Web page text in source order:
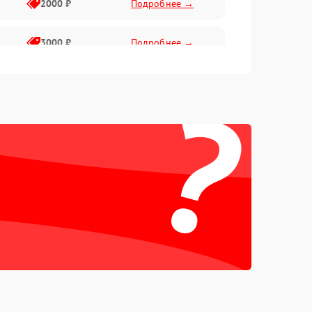
2000 ₽ Подробнее →
3000 ₽ Подробнее →
1000 ₽
Подробнее →
Подробнее →
?